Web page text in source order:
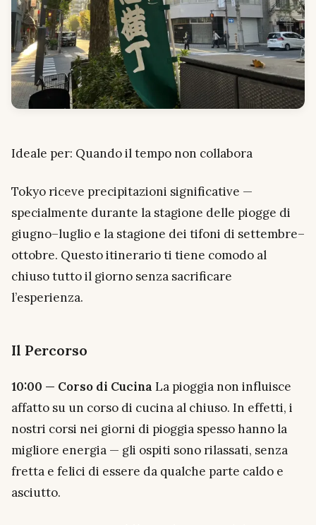
Ideale per: Quando il tempo non collabora
Tokyo riceve precipitazioni significative —
specialmente durante la stagione delle piogge di
giugno–luglio e la stagione dei tifoni di settembre–
ottobre. Questo itinerario ti tiene comodo al
chiuso tutto il giorno senza sacrificare
l’esperienza.
Il Percorso
10:00 — Corso di Cucina La pioggia non influisce
affatto su un corso di cucina al chiuso. In effetti, i
nostri corsi nei giorni di pioggia spesso hanno la
migliore energia — gli ospiti sono rilassati, senza
fretta e felici di essere da qualche parte caldo e
asciutto.